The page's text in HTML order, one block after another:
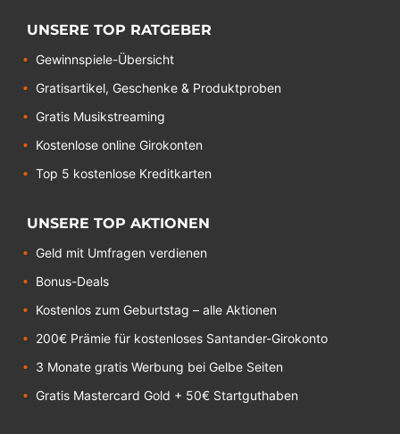
UNSERE TOP RATGEBER
Gewinnspiele-Übersicht
Gratisartikel, Geschenke & Produktproben
Gratis Musikstreaming
Kostenlose online Girokonten
Top 5 kostenlose Kreditkarten
UNSERE TOP AKTIONEN
Geld mit Umfragen verdienen
Bonus-Deals
Kostenlos zum Geburtstag – alle Aktionen
200€ Prämie für kostenloses Santander-Girokonto
3 Monate gratis Werbung bei Gelbe Seiten
Gratis Mastercard Gold + 50€ Startguthaben